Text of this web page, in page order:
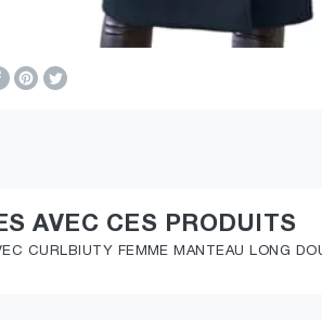
AVEC CES PRODUITS
CURLBIUTY FEMME MANTEAU LONG